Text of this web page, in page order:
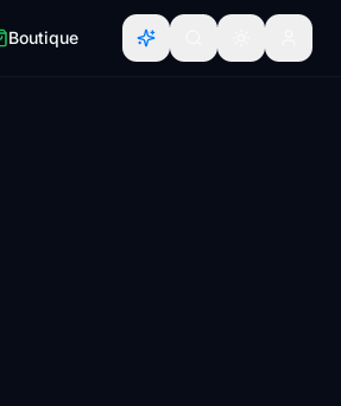
Boutique